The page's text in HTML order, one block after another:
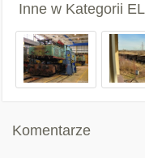
Inne w Kategorii
Komentarze